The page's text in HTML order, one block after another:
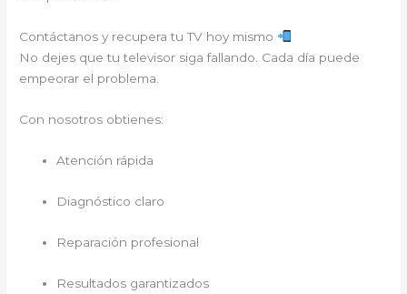
Contáctanos y recupera tu TV hoy mismo
No dejes que tu televisor siga fallando. Cada día puede
empeorar el problema.
Con nosotros obtienes:
Atención rápida
Diagnóstico claro
Reparación profesional
Resultados garantizados